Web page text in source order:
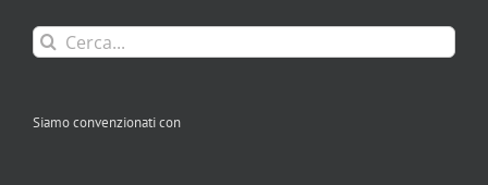
Cerca
per:
Siamo convenzionati con